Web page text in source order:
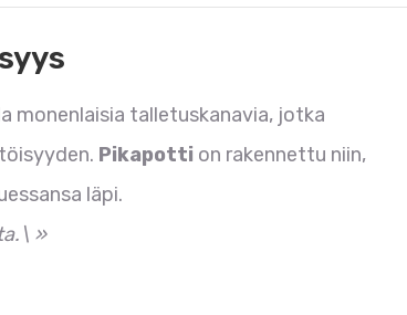
monenlaisia talletuskanavia, jotka
Pikapotti on rakennettu niin,
läpi.
»